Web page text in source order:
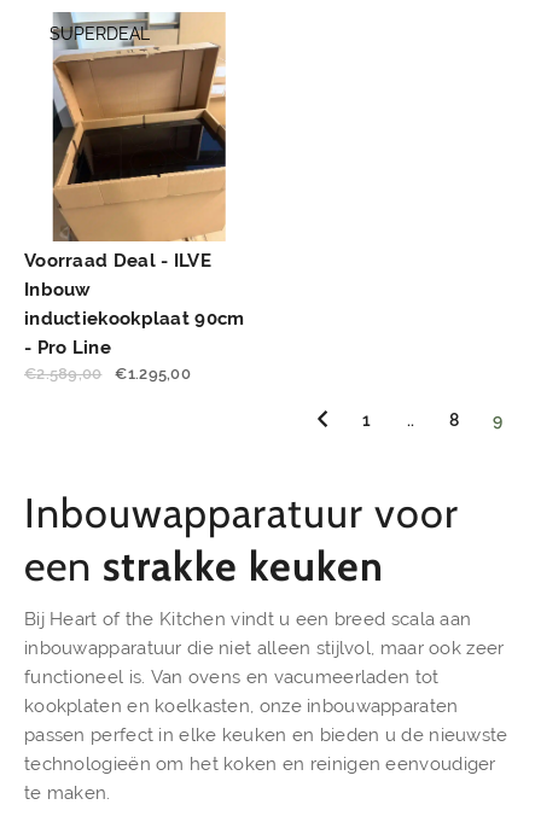
SUPERDEAL
Voorraad Deal - ILVE
Inbouw
inductiekookplaat 90cm
- Pro Line
€2.589,00 €1.295,00
1 .. 8 9
Inbouwapparatuur voor
een strakke keuken
Bij Heart of the Kitchen vindt u een breed scala aan
inbouwapparatuur die niet alleen stijlvol, maar ook zeer
functioneel is. Van ovens en vacumeerladen tot
kookplaten en koelkasten, onze inbouwapparaten
passen perfect in elke keuken en bieden u de nieuwste
technologieën om het koken en reinigen eenvoudiger
te maken.